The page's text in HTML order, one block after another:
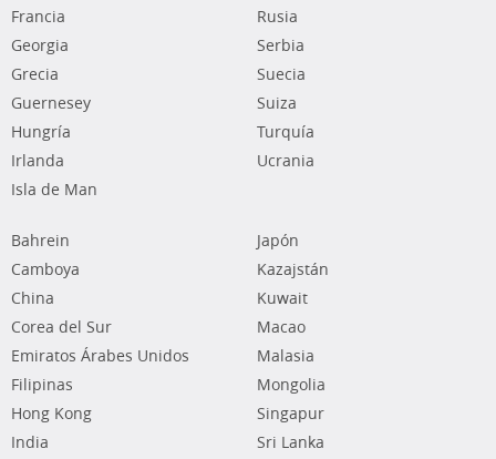
Francia
Georgia
Grecia
Guernesey
Hungría
Irlanda
Isla de Man
Rusia
Serbia
Suecia
Suiza
Turquía
Ucrania
Bahrein
Camboya
China
Corea del Sur
Emiratos Árabes Unidos
Filipinas
Hong Kong
India
Japón
Kazajstán
Kuwait
Macao
Malasia
Mongolia
Singapur
Sri Lanka